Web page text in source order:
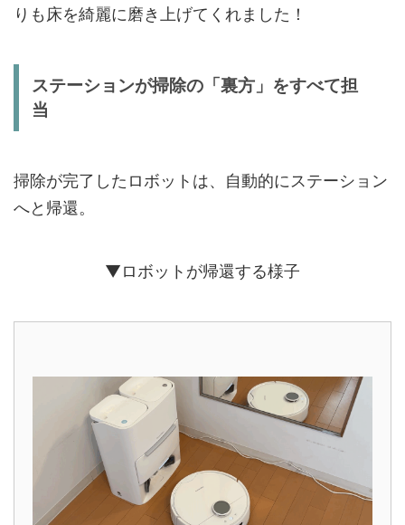
りも床を綺麗に磨き上げてくれました！
ステーションが掃除の「裏方」をすべて担
当
掃除が完了したロボットは、自動的にステーション
へと帰還。
▼ロボットが帰還する様子